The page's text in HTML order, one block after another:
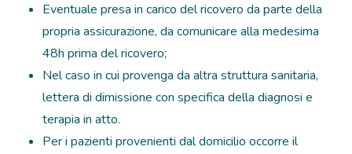
Eventuale presa in carico del ricovero da parte della
propria assicurazione, da comunicare alla medesima
48h prima del ricovero;
Nel caso in cui provenga da altra struttura sanitaria,
lettera di dimissione con specifica della diagnosi e
terapia in atto.
Per i pazienti provenienti dal domicilio occorre il